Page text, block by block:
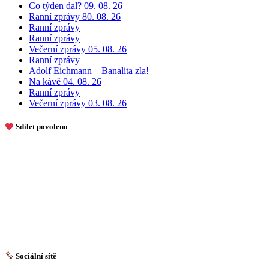
Co týden dal? 09. 08. 26
Ranní zprávy 80. 08. 26
Ranní zprávy
Ranní zprávy
Večerní zprávy 05. 08. 26
Ranní zprávy
Adolf Eichmann – Banalita zla!
Na kávě 04. 08. 26
Ranní zprávy
Večerní zprávy 03. 08. 26
Sdílet povoleno
Sociální sítě